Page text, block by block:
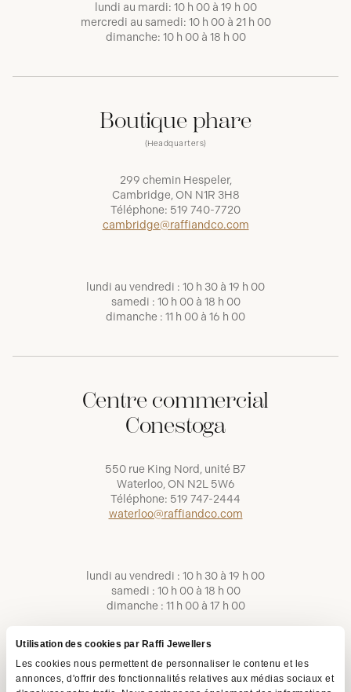
Utilisation des cookies par Raffi Jewellers
Les cookies nous permettent de personnaliser le contenu et les
annonces, d'offrir des fonctionnalités relatives aux médias sociaux et
lundi au mardi: 10 h 00 à 19 h 00
mercredi au samedi: 10 h 00 à 21 h 00
dimanche: 10 h 00 à 18 h 00
Boutique phare
(Headquarters)
299 chemin Hespeler,
Cambridge, ON N1R 3H8
Téléphone: 519 740-7720
cambridge@raffiandco.com
lundi au vendredi : 10 h 30 à 19 h 00
samedi : 10 h 00 à 18 h 00
dimanche : 11 h 00 à 16 h 00
Centre commercial
Conestoga
550 rue King Nord, unité B7
Waterloo, ON N2L 5W6
Téléphone: 519 747-2444
waterloo@raffiandco.com
lundi au vendredi : 10 h 30 à 19 h 00
samedi : 10 h 00 à 18 h 00
dimanche : 11 h 00 à 17 h 00